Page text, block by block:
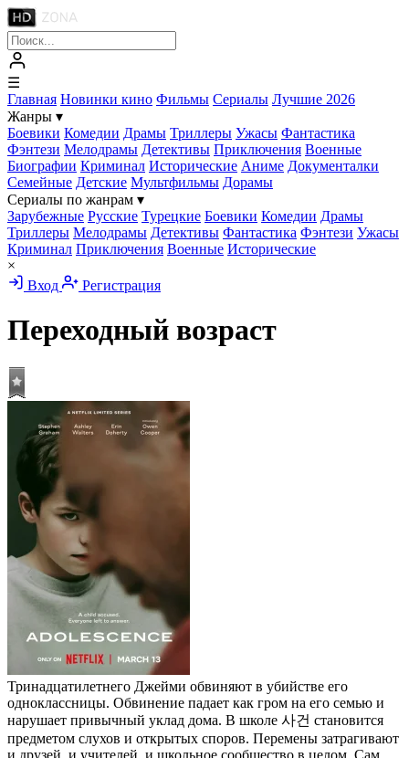
☰
Главная Новинки кино Фильмы Сериалы Лучшие 2026
Жанры ▾
Боевики Комедии Драмы Триллеры Ужасы Фантастика
Фэнтези Мелодрамы Детективы Приключения Военные
Биографии Криминал Исторические Аниме Документалки
Семейные Детские Мультфильмы Дорамы
Сериалы по жанрам ▾
Зарубежные Русские Турецкие Боевики Комедии Драмы
Триллеры Мелодрамы Детективы Фантастика Фэнтези Ужасы
Криминал Приключения Военные Исторические
×
Вход
Регистрация
Переходный возраст
Тринадцатилетнего Джейми обвиняют в убийстве его
одноклассницы. Обвинение падает как гром на его семью и
нарушает привычный уклад дома. В школе 사건 становится
предметом слухов и открытых споров. Перемены затрагивают
и друзей, и учителей, и школьное сообщество в целом. Сам